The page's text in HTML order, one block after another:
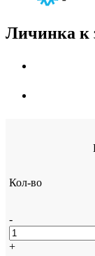
Личинка к
Кол-во
-
+